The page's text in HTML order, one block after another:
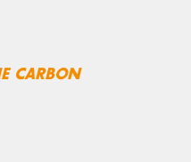
CARBON